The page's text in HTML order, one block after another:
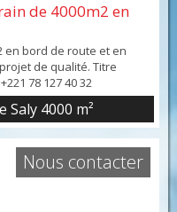
de 4000m2 en
en bord de route et en
de qualité. Titre
78 127 40 32
4000 m²
Nous contacter